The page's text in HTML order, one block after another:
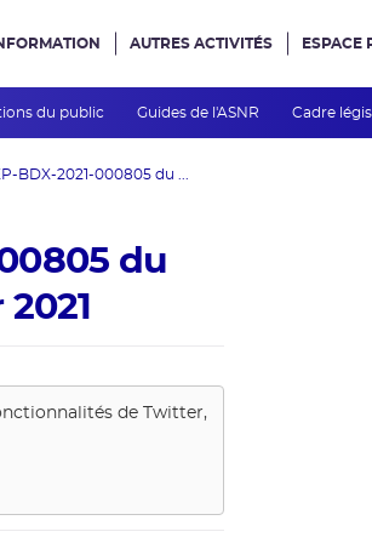
du public Guides de l'ASNR Cadre
AUTRES ACTIVITÉS ESPACE
BDX-2021-000805 du ...
du
de
Twitter,